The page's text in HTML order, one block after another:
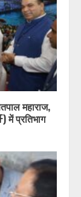
महाराज,
में प्रतिभाग